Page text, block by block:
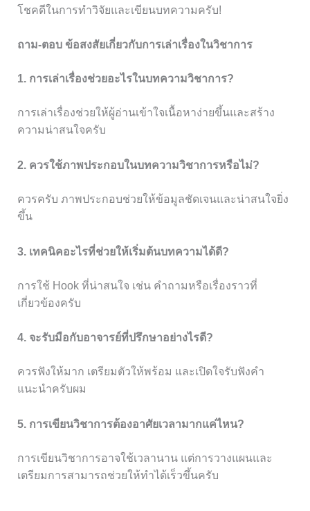
โชคดีในการทำวิจัยและเขียนบทความครับ!
ถาม-ตอบ ข้อสงสัยเกี่ยวกับการเล่าเรื่องในวิชาการ
1. การเล่าเรื่องช่วยอะไรในบทความวิชาการ?
การเล่าเรื่องช่วยให้ผู้อ่านเข้าใจเนื้อหาง่ายขึ้นและสร้าง
ความน่าสนใจครับ
2. ควรใช้ภาพประกอบในบทความวิชาการหรือไม่?
ควรครับ ภาพประกอบช่วยให้ข้อมูลชัดเจนและน่าสนใจยิ่ง
ขึ้น
3. เทคนิคอะไรที่ช่วยให้เริ่มต้นบทความได้ดี?
การใช้ Hook ที่น่าสนใจ เช่น คำถามหรือเรื่องราวที่
เกี่ยวข้องครับ
4. จะรับมือกับอาจารย์ที่ปรึกษาอย่างไรดี?
ควรฟังให้มาก เตรียมตัวให้พร้อม และเปิดใจรับฟังคำ
แนะนำครับผม
5. การเขียนวิชาการต้องอาศัยเวลามากแค่ไหน?
การเขียนวิชาการอาจใช้เวลานาน แต่การวางแผนและ
เตรียมการสามารถช่วยให้ทำได้เร็วขึ้นครับ